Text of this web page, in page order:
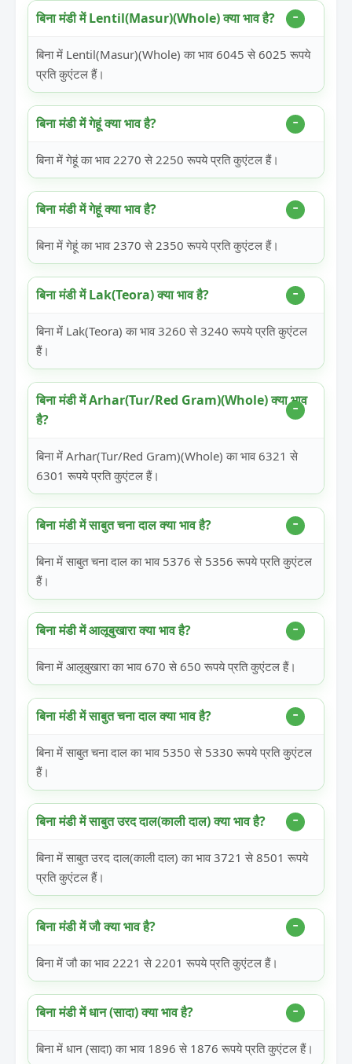
बिना मंडी में Lentil(Masur)(Whole) क्या भाव है?
बिना में Lentil(Masur)(Whole) का भाव 6045 से 6025 रूपये
प्रति कुएंटल हैं।
बिना मंडी में गेहूं क्या भाव है?
बिना में गेहूं का भाव 2270 से 2250 रूपये प्रति कुएंटल हैं।
बिना मंडी में गेहूं क्या भाव है?
बिना में गेहूं का भाव 2370 से 2350 रूपये प्रति कुएंटल हैं।
बिना मंडी में Lak(Teora) क्या भाव है?
बिना में Lak(Teora) का भाव 3260 से 3240 रूपये प्रति कुएंटल
हैं।
बिना मंडी में Arhar(Tur/Red Gram)(Whole) क्या भाव
है?
बिना में Arhar(Tur/Red Gram)(Whole) का भाव 6321 से
6301 रूपये प्रति कुएंटल हैं।
बिना मंडी में साबुत चना दाल क्या भाव है?
बिना में साबुत चना दाल का भाव 5376 से 5356 रूपये प्रति कुएंटल
हैं।
बिना मंडी में आलूबुखारा क्या भाव है?
बिना में आलूबुखारा का भाव 670 से 650 रूपये प्रति कुएंटल हैं।
बिना मंडी में साबुत चना दाल क्या भाव है?
बिना में साबुत चना दाल का भाव 5350 से 5330 रूपये प्रति कुएंटल
हैं।
बिना मंडी में साबुत उरद दाल(काली दाल) क्या भाव है?
बिना में साबुत उरद दाल(काली दाल) का भाव 3721 से 8501 रूपये
प्रति कुएंटल हैं।
बिना मंडी में जौ क्या भाव है?
बिना में जौ का भाव 2221 से 2201 रूपये प्रति कुएंटल हैं।
बिना मंडी में धान (सादा) क्या भाव है?
बिना में धान (सादा) का भाव 1896 से 1876 रूपये प्रति कुएंटल हैं।